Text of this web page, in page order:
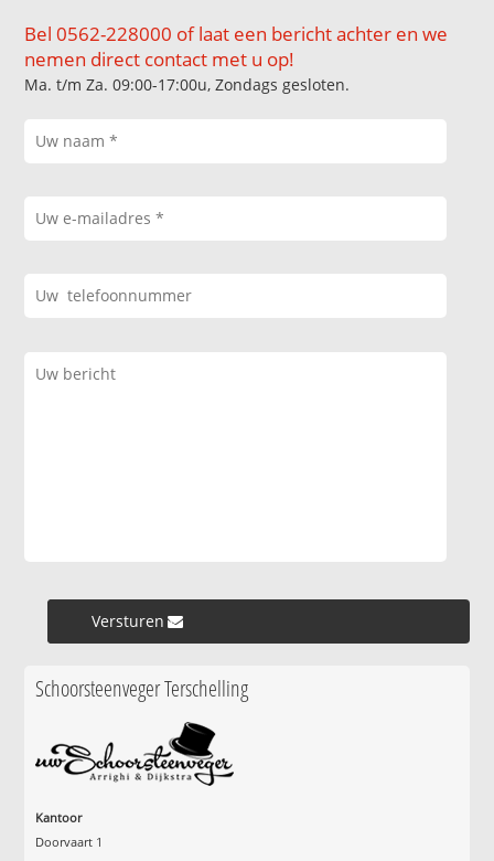
Bel 0562-228000 of laat een bericht achter en we
nemen direct contact met u op!
Ma. t/m Za. 09:00-17:00u, Zondags gesloten.
Versturen »
Schoorsteenveger Terschelling
Kantoor
Doorvaart 1